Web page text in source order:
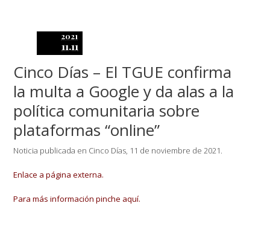
2021
11.11
Cinco Días – El TGUE confirma
la multa a Google y da alas a la
política comunitaria sobre
plataformas “online”
Noticia publicada en Cinco Días, 11 de noviembre de 2021.
Enlace a página externa.
Para más información pinche aquí.